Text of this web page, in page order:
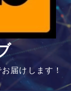
届けします！